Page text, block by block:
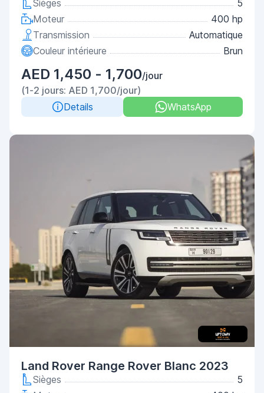
Sièges
5
Moteur
400 hp
Transmission
Automatique
Couleur intérieure
Brun
AED 1,450 - 1,700/jour
(1-2 jours: AED 1,700/jour)
Details
WhatsApp
Land Rover Range Rover Blanc 2023
Sièges
5